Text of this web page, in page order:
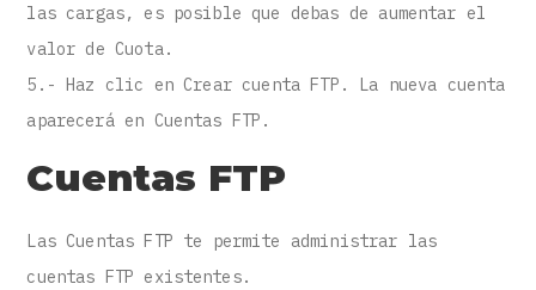
las cargas, es posible que debas de aumentar el
valor de Cuota.
5.- Haz clic en Crear cuenta FTP. La nueva cuenta
aparecerá en Cuentas FTP.
Cuentas FTP
Las Cuentas FTP te permite administrar las
cuentas FTP existentes.